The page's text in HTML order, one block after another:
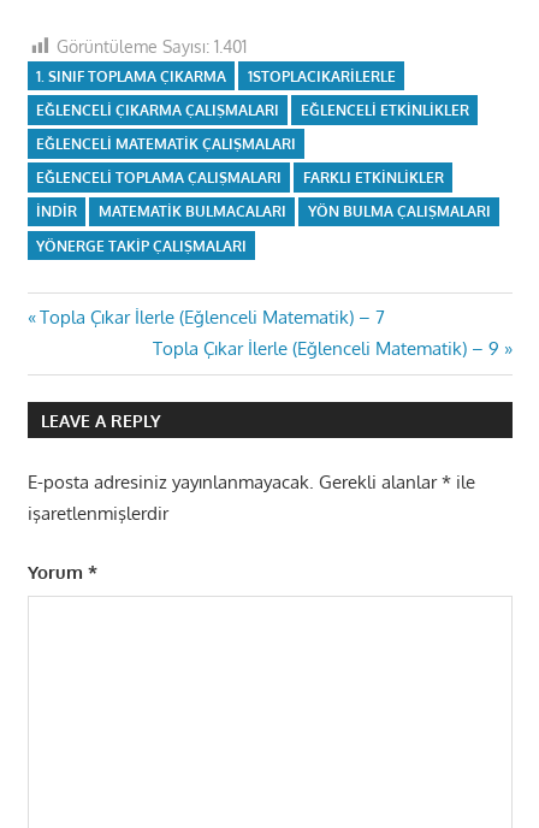
Görüntüleme Sayısı: 1.401
1. SINIF TOPLAMA ÇIKARMA
1STOPLACIKARİLERLE
EĞLENCELI ÇIKARMA ÇALIŞMALARI
EĞLENCELI ETKINLIKLER
EĞLENCELI MATEMATIK ÇALIŞMALARI
EĞLENCELI TOPLAMA ÇALIŞMALARI
FARKLI ETKINLIKLER
INDIR
MATEMATIK BULMACALARI
YÖN BULMA ÇALIŞMALARI
YÖNERGE TAKIP ÇALIŞMALARI
Yazı
gezinmesi
Previous
Topla Çıkar İlerle (Eğlenceli Matematik) – 7
Next
Post:
Topla Çıkar İlerle (Eğlenceli Matematik) – 9
LEAVE A REPLY
E-posta adresiniz yayınlanmayacak. Gerekli alanlar*ile
işaretlenmişlerdir
Yorum *